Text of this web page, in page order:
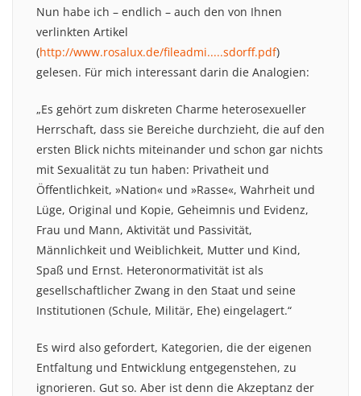
Nun habe ich – endlich – auch den von Ihnen
verlinkten Artikel
(http://www.rosalux.de/fileadmi.....sdorff.pdf)
gelesen. Für mich interessant darin die Analogien:
„Es gehört zum diskreten Charme heterosexueller
Herrschaft, dass sie Bereiche durchzieht, die auf den
ersten Blick nichts miteinander und schon gar nichts
mit Sexualität zu tun haben: Privatheit und
Öffentlichkeit, »Nation« und »Rasse«, Wahrheit und
Lüge, Original und Kopie, Geheimnis und Evidenz,
Frau und Mann, Aktivität und Passivität,
Männlichkeit und Weiblichkeit, Mutter und Kind,
Spaß und Ernst. Heteronormativität ist als
gesellschaftlicher Zwang in den Staat und seine
Institutionen (Schule, Militär, Ehe) eingelagert.“
Es wird also gefordert, Kategorien, die der eigenen
Entfaltung und Entwicklung entgegenstehen, zu
ignorieren. Gut so. Aber ist denn die Akzeptanz der